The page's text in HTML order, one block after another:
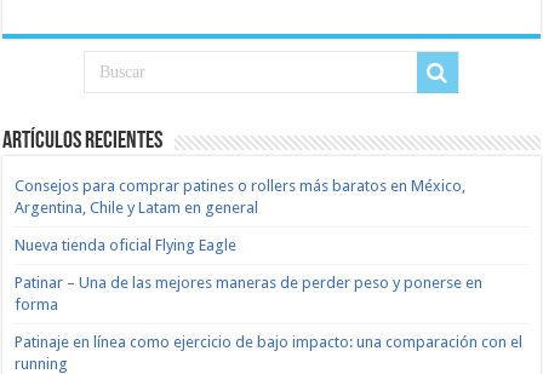
Artículos recientes
Consejos para comprar patines o rollers más baratos en México,
Argentina, Chile y Latam en general
Nueva tienda oficial Flying Eagle
Patinar – Una de las mejores maneras de perder peso y ponerse en
forma
Patinaje en línea como ejercicio de bajo impacto: una comparación con el
running